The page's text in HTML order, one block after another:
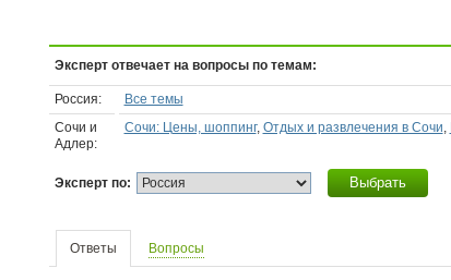
Эксперт отвечает на вопросы по темам:
Россия:
Все темы
Сочи и
Адлер:
Сочи: Цены, шоппинг, Отдых и развлечения в Сочи,
Эксперт по: Выбрать
Ответы Вопросы